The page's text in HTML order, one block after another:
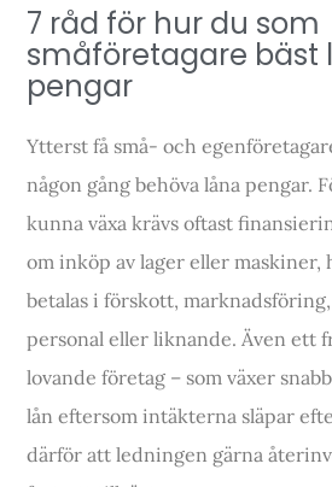
7 råd för hur du som
småföretagare bäst
pengar
Ytterst få små- och
någon gång behöva låna pengar.
kunna växa krävs oftast
om inköp av lager eller maskiner,
betalas i förskott,
personal eller liknande. Även ett
lovande företag – som växer
lån eftersom intäkterna släpar
därför att ledningen gärna